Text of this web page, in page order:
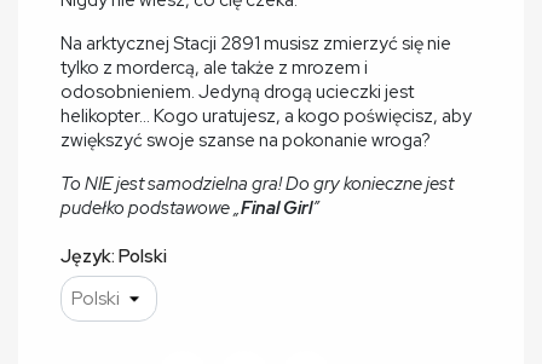
Na arktycznej Stacji 2891 musisz zmierzyć się nie
tylko z mordercą, ale także z mrozem i
odosobnieniem. Jedyną drogą ucieczki jest
helikopter… Kogo uratujesz, a kogo poświęcisz, aby
zwiększyć swoje szanse na pokonanie wroga?
To NIE jest samodzielna gra! Do gry konieczne jest
pudełko podstawowe „Final Girl”
Język: Polski